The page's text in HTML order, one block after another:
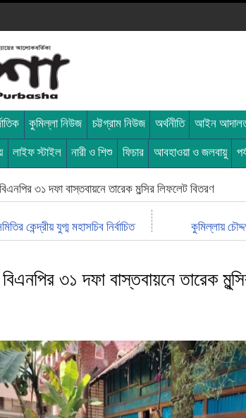
কুমিল্লা নিউজ চট্টগ্রাম নিউজ অর্থনীতি আইন
লাইফ স্টাইল নারী ও শিশু ফিচার আবহাওয়া ও জলবায়ু
বিএনপির ৩১ দফা বাস্তবায়নে তারেক মুন্সির লিফলেট বিতরণ
কেন্দ্রীয় যুগ্ম মহাসচিব নির্বাচিত কুমিল্লায়
বিএনপির ৩১ দফা বাস্তবায়নে তারেক